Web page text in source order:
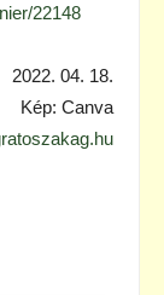
22148
2022. 04. 18.
Kép: Canva